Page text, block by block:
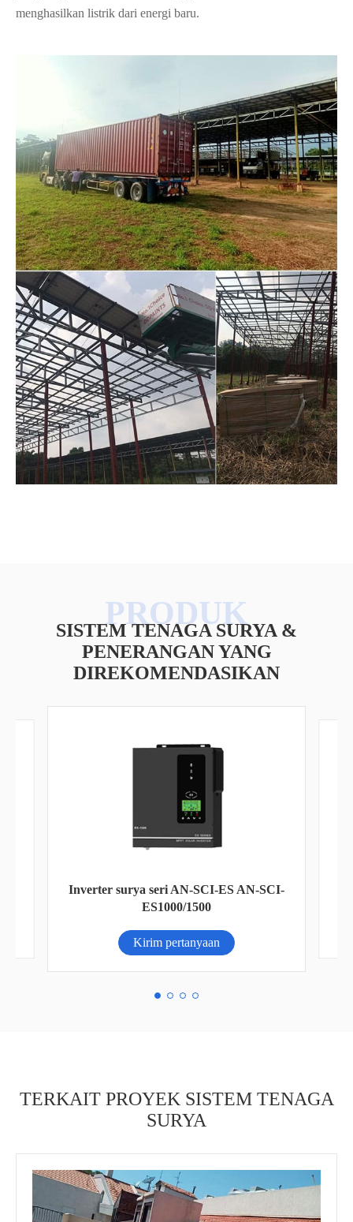
menghasilkan listrik dari energi baru.
SISTEM TENAGA SURYA &
PENERANGAN YANG
DIREKOMENDASIKAN
Lampu Jalan Surya 50W
Kirim pertanyaan
TERKAIT PROYEK SISTEM TENAGA
SURYA